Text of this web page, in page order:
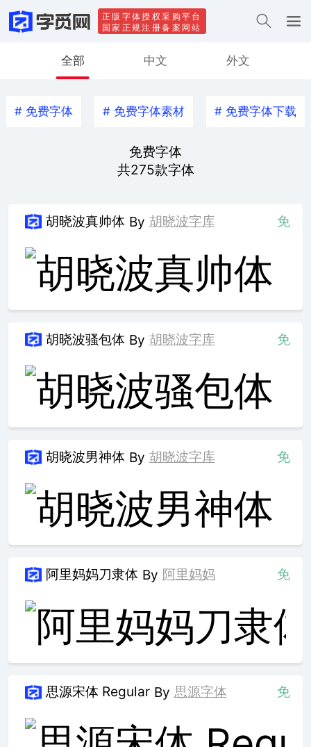
正版字体授权采购平台
国家正规注册备案网站
全部 中文 外文
# 免费字体 # 免费字体素材 # 免费字体下载
免费字体
共275款字体
胡晓波真帅体 By 胡晓波字库 免
胡晓波骚包体 By 胡晓波字库 免
胡晓波男神体 By 胡晓波字库 免
阿里妈妈刀隶体 By 阿里妈妈 免
思源宋体 Regular By 思源字体 免